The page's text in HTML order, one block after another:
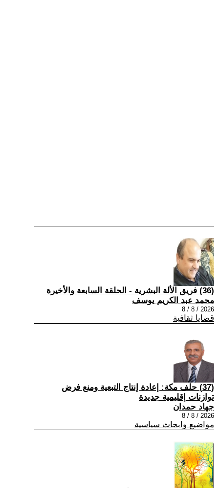
(36) فريق الألة البشرية - الحلقة السابعة والأخيرة
محمد عبد الكريم يوسف
2026 / 8 / 8
قضايا ثقافية
(37) حلف مكة: إعادة إنتاج التبعية ومنع فرض
توازنات إقليمية جديدة
جهاد حمدان
2026 / 8 / 8
مواضيع وابحاث سياسية